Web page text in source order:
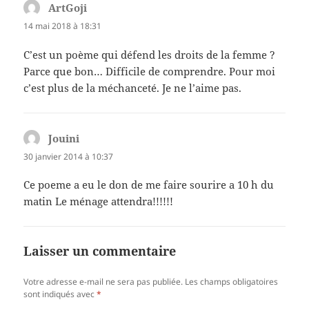
ArtGoji
14 mai 2018 à 18:31
C’est un poème qui défend les droits de la femme ?
Parce que bon… Difficile de comprendre. Pour moi
c’est plus de la méchanceté. Je ne l’aime pas.
Jouini
30 janvier 2014 à 10:37
Ce poeme a eu le don de me faire sourire a 10 h du
matin Le ménage attendra!!!!!!
Laisser un commentaire
Votre adresse e-mail ne sera pas publiée. Les champs obligatoires
sont indiqués avec*